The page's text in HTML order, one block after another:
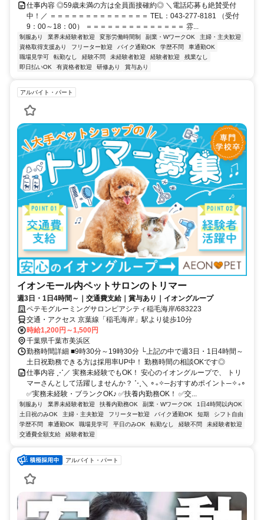
仕事内容 ◎59歳未満の方は全員面接確約◎ ＼電話応募も絶賛受付
中！／ ＝＝＝＝＝＝＝＝＝＝＝＝＝＝ TEL：043-277-8181 （受付
9：00～18：00） ＝＝＝＝＝＝＝＝＝＝＝＝＝＝ 雰...
制服あり 業界未経験者歓迎 変形労働時間制 副業・WワークOK
主婦・主夫歓迎
資格取得支援あり
フリーター歓迎 バイク通勤OK 学歴不問
車通勤OK
職場見学可
転勤なし 経験不問 未経験者歓迎 経験者歓迎
残業なし
即日払いOK
有資格者歓迎 研修あり 賞与あり
アルバイト・パート
イオンモール内ペットサロンのトリマー
週3日・1日4時間～｜交通費支給｜賞与あり｜イオングループ
ペテモグルーミングサロンピアシティ稲毛海岸/683223
交通・アクセス 京葉線「稲毛海岸」駅より徒歩10分
時給1,200円～1,500円
千葉県千葉市美浜区
勤務時間詳細 ■9時30分～19時30分 └上記の中で週3日・1日4時間～
土日祝勤務できる方は採用率UP中！ 勤務時間の相談OKです◎
仕事内容 ⋰／ 実務未経験でもOK！ 安心のイオングループで、 トリ
マーさんとして活躍しませんか？ ⋱＼ ∘₊✧─おすすめポイント─✧₊∘
✅実務未経験・ブランクOK♪ ✅️扶養内勤務OK！ ✅️交...
制服あり 業界未経験者歓迎 扶養内勤務OK 副業・WワークOK
1日4時間以内OK
土日祝のみOK
主婦・主夫歓迎 フリーター歓迎 バイク通勤OK 短期
シフト自由
学歴不問
車通勤OK 職場見学可 平日のみOK 転勤なし 経験不問
未経験者歓迎
交通費全額支給
経験者歓迎
アルバイト・パート